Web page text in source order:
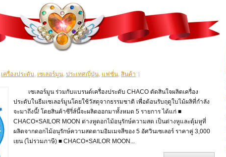
เครื่องประดับ, เซเลอร์มูน, ประเทศญี่ปุ่น, แฟชั่น, สินค้า
เซเลอร์มูน ร่วมกับแบรนด์เครื่องประดับ CHACO ตัดสินใจผลิตเครื่อง
ประดับในธีมเซเลอร์มูนโดยใช้วัสดุจากธรรมชาติ เพื่อต้อนรับฤดูใบไม้ผลิที่กำลัง
จะมาถึงนี้! โดยสินค้าซีรี่ส์นี้จะผลิตออกมาทั้งหมด 5 รายการ ได้แก่ ■
CHACO×SAILOR MOON ต่างหูดอกไม้อนุรักษ์ความสด เป็นต่างหูและตุ้มหูที่
ผลิตจากดอกไม้อนุรักษ์ความสดตามอิมเมจสีของ 5 อัศวินเซเลอร์ ราคาคู่ 3,000
เยน (ไม่รวมภาษี) ■ CHACO×SAILOR MOON...